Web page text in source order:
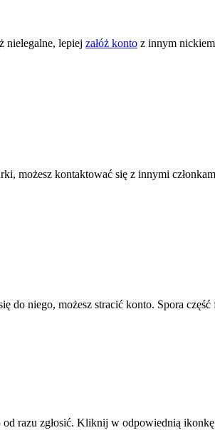
nielegalne, lepiej załóż konto z innym
możesz kontaktować się z innymi
do niego, możesz stracić konto. Spora
razu zgłosić. Kliknij w odpowiednią